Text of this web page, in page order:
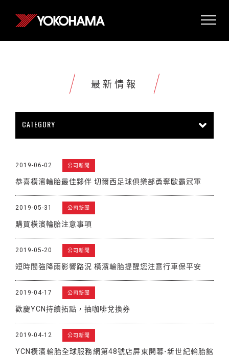
最新情報
CATEGORY
販促活動
2019-06-02 公司新聞
恭喜橫濱輪胎最佳夥伴 切爾西足球俱樂部勇奪歐霸冠軍
2019-05-31 公司新聞
購買橫濱輪胎注意事項
2019-05-20 公司新聞
短時間強降雨影響路況 橫濱輪胎提醒您注意行車保平安
2019-04-17 公司新聞
歡慶YCN持續拓點，抽咖啡兌換券
2019-04-12 公司新聞
YCN橫濱輪胎全球服務網第48號店屏東開幕-新世紀輪胎館